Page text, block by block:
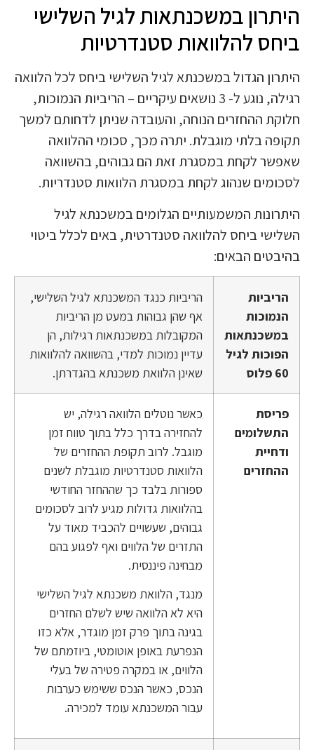
היתרון במשכנתאות לגיל השלישי
ביחס להלוואות סטנדרטיות
היתרון הגדול במשכנתא לגיל השלישי ביחס לכל הלוואה
רגילה, נוגע ל- 3 נושאים עיקריים – הריביות הנמוכות,
חלוקת ההחזרים הנוחה, והעובדה שניתן לדחותם למשך
תקופה בלתי מוגבלת. יתרה מכך, סכומי ההלוואה
שאפשר לקחת במסגרת זאת הם גבוהים, בהשוואה
לסכומים שנהוג לקחת במסגרת הלוואות סטנדריות.
היתרונות המשמעותיים הגלומים במשכנתא לגיל
השלישי ביחס להלוואה סטנדרטית, באים לכלל ביטוי
בהיבטים הבאים:
הריביות
הנמוכות
במשכנתאות
הפוכות לגיל
הריביות כנגד המשכנתא לגיל השלישי,
אף שהן גבוהות במעט מן הריביות
המקובלות במשכנתאות רגילות, הן
עדיין נמוכות למדי, בהשוואה להלוואות
שאינן הלוואת משכנתא בהגדרתן.
פריסת
התשלומים
ודחיית
ההחזרים
כאשר נוטלים הלוואה רגילה, יש
להחזירה בדרך כלל בתוך טווח זמן
מוגבל. לרוב תקופת ההחזרים של
הלוואות סטנדרטיות מוגבלת לשנים
ספורות בלבד כך שההחזר החודשי
בהלוואות גדולות מגיע לרוב לסכומים
גבוהים, שעשויים להכביד מאוד על
התזרים של הלווים ואף לפגוע בהם
מבחינה פיננסית.
מנגד, הלוואת משכנתא לגיל השלישי
היא לא הלוואה שיש לשלם החזרים
בגינה בתוך פרק זמן מוגדר, אלא כזו
הנפרעת באופן אוטומטי, ביוזמתם של
הלווים, או במקרה פטירה של בעלי
הנכס, כאשר הנכס ששימש כערבות
עבור המשכנתא עומד למכירה.